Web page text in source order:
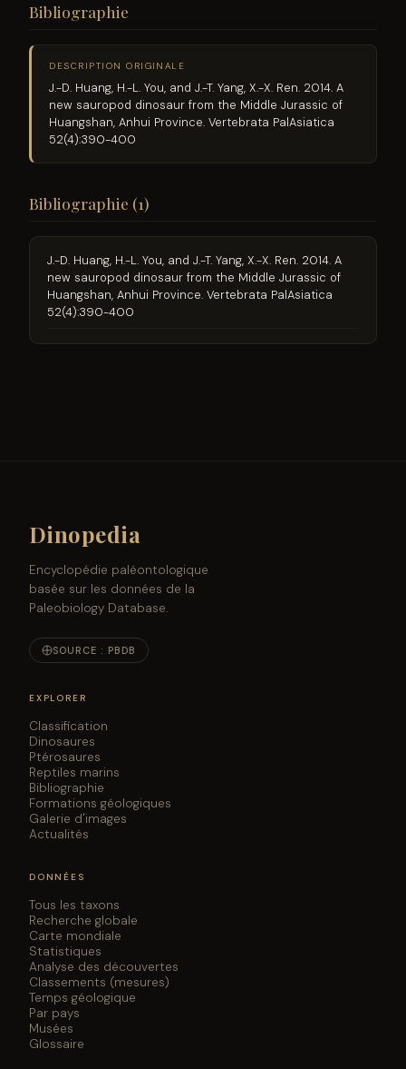
Bibliographie
DESCRIPTION ORIGINALE
J.-D. Huang, H.-L. You, and J.-T. Yang, X.-X. Ren. 2014. A
new sauropod dinosaur from the Middle Jurassic of
Huangshan, Anhui Province. Vertebrata PalAsiatica
52(4):390-400
Bibliographie (1)
J.-D. Huang, H.-L. You, and J.-T. Yang, X.-X. Ren. 2014. A
new sauropod dinosaur from the Middle Jurassic of
Huangshan, Anhui Province. Vertebrata PalAsiatica
52(4):390-400
Dinopedia
Encyclopédie paléontologique
basée sur les données de la
Paleobiology Database.
SOURCE : PBDB
EXPLORER
Classification
Dinosaures
Ptérosaures
Reptiles marins
Bibliographie
Formations géologiques
Galerie d'images
Actualités
DONNÉES
Tous les taxons
Recherche globale
Carte mondiale
Statistiques
Analyse des découvertes
Classements (mesures)
Temps géologique
Par pays
Musées
Glossaire